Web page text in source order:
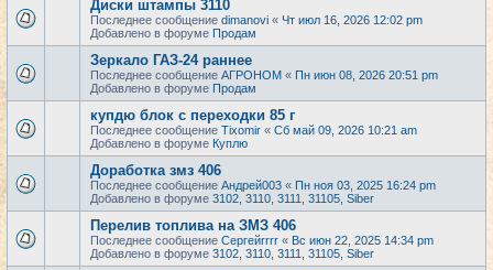
Диски штампы 3110
Последнее сообщение dimanovi « Чт июл 16, 2026 12:02 pm
Добавлено в форуме Продам
Зеркало ГАЗ-24 раннее
Последнее сообщение АГРОНОМ « Пн июн 08, 2026 20:51 pm
Добавлено в форуме Продам
купдю блок с переходки 85 г
Последнее сообщение Tixomir « Сб май 09, 2026 10:21 am
Добавлено в форуме Куплю
Доработка змз 406
Последнее сообщение Андрей003 « Пн ноя 03, 2025 16:24 pm
Добавлено в форуме 3102, 3110, 3111, 31105, Siber
Перелив топлива на ЗМЗ 406
Последнее сообщение Сергейrrrr « Вс июн 22, 2025 14:34 pm
Добавлено в форуме 3102, 3110, 3111, 31105, Siber